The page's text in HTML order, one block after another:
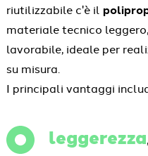
riutilizzabile c'è il
materiale tecnico
lavorabile, ideale per
su misura.
I principali vantaggi
leggerezza